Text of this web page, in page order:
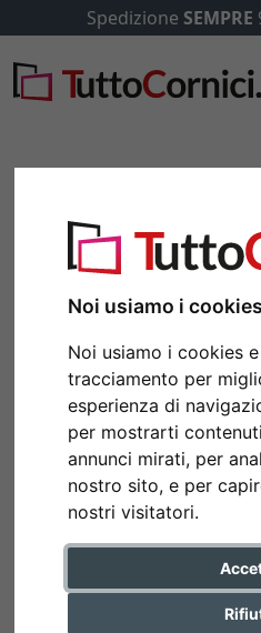
Noi usiamo i cookies
Noi usiamo i cookies
tracciamento per
esperienza di
per mostrarti
annunci mirati, per
nostro sito, e per
nostri visitatori.
9,95 € scopri di più
Indietro